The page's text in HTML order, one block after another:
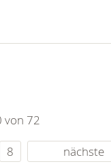
von 72
8 nächste